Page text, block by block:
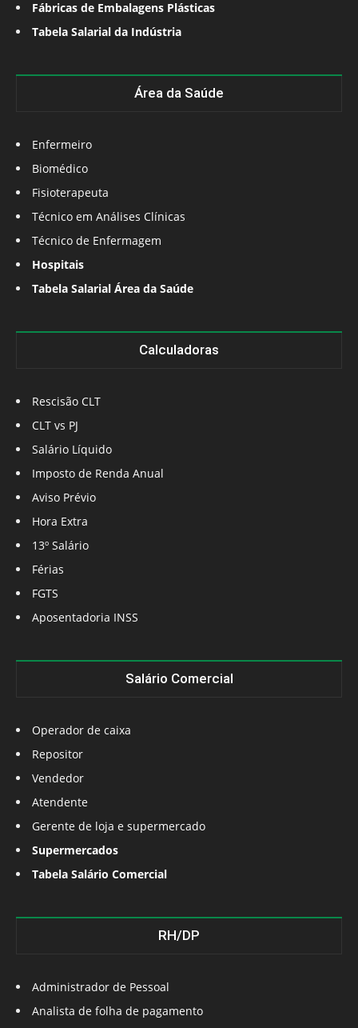
Fábricas de Embalagens Plásticas
Tabela Salarial da Indústria
Área da Saúde
Enfermeiro
Biomédico
Fisioterapeuta
Técnico em Análises Clínicas
Técnico de Enfermagem
Hospitais
Tabela Salarial Área da Saúde
Calculadoras
Rescisão CLT
CLT vs PJ
Salário Líquido
Imposto de Renda Anual
Aviso Prévio
Hora Extra
13º Salário
Férias
FGTS
Aposentadoria INSS
Salário Comercial
Operador de caixa
Repositor
Vendedor
Atendente
Gerente de loja e supermercado
Supermercados
Tabela Salário Comercial
RH/DP
Administrador de Pessoal
Analista de folha de pagamento